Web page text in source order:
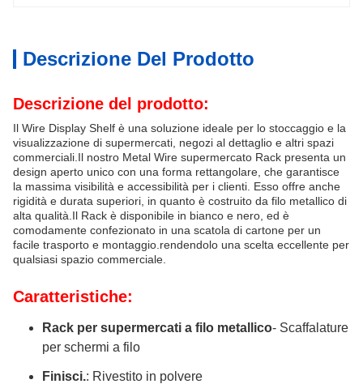
Descrizione Del Prodotto
Descrizione del prodotto:
Il Wire Display Shelf è una soluzione ideale per lo stoccaggio e la
visualizzazione di supermercati, negozi al dettaglio e altri spazi
commerciali.Il nostro Metal Wire supermercato Rack presenta un
design aperto unico con una forma rettangolare, che garantisce
la massima visibilità e accessibilità per i clienti. Esso offre anche
rigidità e durata superiori, in quanto è costruito da filo metallico di
alta qualità.Il Rack è disponibile in bianco e nero, ed è
comodamente confezionato in una scatola di cartone per un
facile trasporto e montaggio.rendendolo una scelta eccellente per
qualsiasi spazio commerciale.
Caratteristiche:
Rack per supermercati a filo metallico- Scaffalature
per schermi a filo
Finisci.: Rivestito in polvere